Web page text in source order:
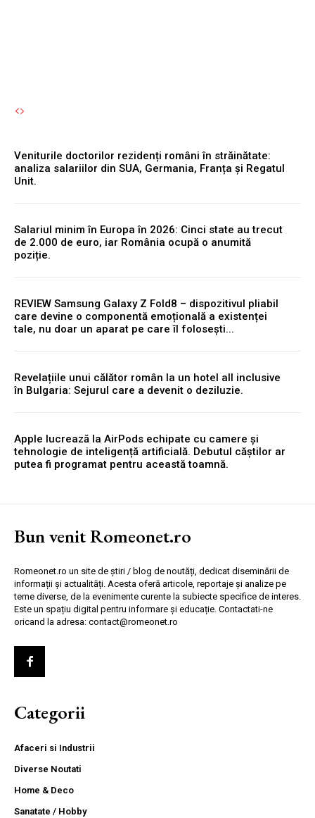
Veniturile doctorilor rezidenți români în străinătate:
analiza salariilor din SUA, Germania, Franța și Regatul
Unit.
Salariul minim în Europa în 2026: Cinci state au trecut
de 2.000 de euro, iar România ocupă o anumită
poziție.
REVIEW Samsung Galaxy Z Fold8 – dispozitivul pliabil
care devine o componentă emoțională a existenței
tale, nu doar un aparat pe care îl folosești...
Revelațiile unui călător român la un hotel all inclusive
în Bulgaria: Sejurul care a devenit o deziluzie.
Apple lucrează la AirPods echipate cu camere și
tehnologie de inteligență artificială. Debutul căștilor ar
putea fi programat pentru această toamnă.
Bun venit Romeonet.ro
Romeonet.ro un site de știri / blog de noutăți, dedicat diseminării de
informații și actualități. Acesta oferă articole, reportaje și analize pe
teme diverse, de la evenimente curente la subiecte specifice de interes.
Este un spațiu digital pentru informare și educație. Contactati-ne
oricand la adresa: contact@romeonet.ro
Categorii
Afaceri si Industrii
Diverse Noutati
Home & Deco
Sanatate / Hobby